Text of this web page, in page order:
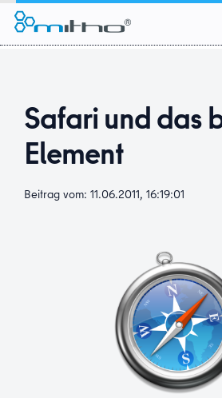
springen
Safari und das
Element
Beitrag vom: 11.06.2011, 16:19:01